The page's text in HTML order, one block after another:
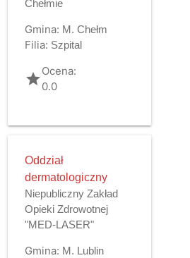
Chełmie
Gmina: M. Chełm
Filia: Szpital
gradeOcena:
0.0
Oddział
dermatologiczny
Niepubliczny Zakład
Opieki Zdrowotnej
"MED-LASER"
Gmina: M. Lublin